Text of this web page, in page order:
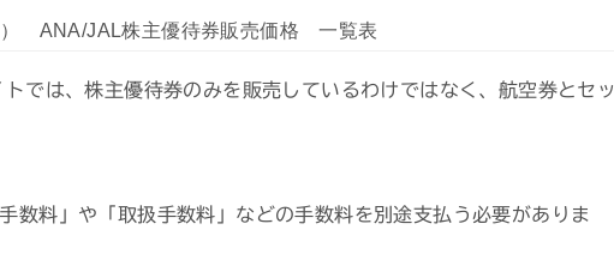
） ANA/JAL株主優待券販売価格 一覧表
では、株主優待券のみを販売しているわけではなく、航空券とセッ
数料」や「取扱手数料」などの手数料を別途支払う必要がありま